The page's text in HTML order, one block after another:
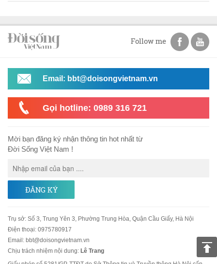
Follow me
Email: bbt@doisongvietnam.vn
Gọi hotline: 0989 316 721
Mời bạn đăng ký nhận thông tin hot nhất từ
Đời Sống Việt Nam !
ĐĂNG KÝ
Trụ sở: Số 3, Trung Yên 3, Phường Trung Hòa, Quận Cầu Giấy, Hà Nội
Điện thoại: 0975780917
Email: bbt@doisongvietnam.vn
Chịu trách nhiệm nội dung: Lê Trang